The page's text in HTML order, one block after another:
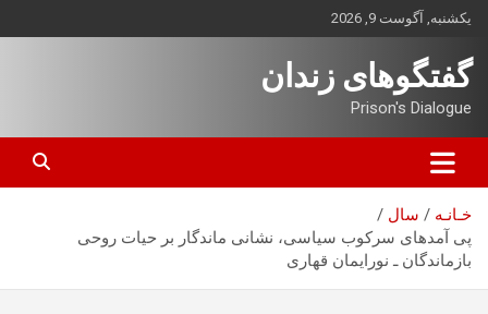
بروید
یکشنبه, آگوست 9, 2026
گفتگوهای زندان
Prison's Dialogue
خـانـه
سال
پی آمدهای سرکوب سیاسی، نشانی ماندگار بر حیات روحی
بازماندگان ـ نورایمان قهاری